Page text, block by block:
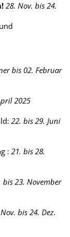
28. Nov. bis 24.
bis 02. Februar
2025
22. bis 29. Juni
: 21. bis 28.
bis 23. November
bis 24. Dez.